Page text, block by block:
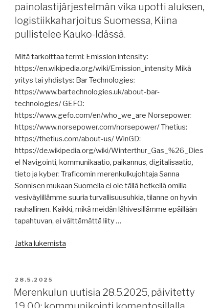
painolastijärjestelmän vika upotti aluksen,
logistiikkaharjoitus Suomessa, Kiina
pullistelee Kauko-Idässä.
Mitä tarkoittaa termi: Emission intensity:
https://en.wikipedia.org/wiki/Emission_intensity Mikä
yritys tai yhdistys: Bar Technologies:
https://www.bartechnologies.uk/about-bar-
technologies/ GEFO:
https://www.gefo.com/en/who_we_are Norsepower:
https://www.norsepower.com/norsepower/ Thetius:
https://thetius.com/about-us/ WinGD:
https://de.wikipedia.org/wiki/Winterthur_Gas_%26_Dies
el Navigointi, kommunikaatio, paikannus, digitalisaatio,
tieto ja kyber: Traficomin merenkulkujohtaja Sanna
Sonnisen mukaan Suomella ei ole tällä hetkellä omilla
vesiväylillämme suuria turvallisuusuhkia, tilanne on hyvin
rauhallinen. Kaikki, mikä meidän lähivesillämme epäillään
tapahtuvan, ei välttämättä liity …
Jatka lukemista
klo
19.00:
JULKAISTU
28.5.2025
Merenkulun uutisia 28.5.2025, päivitetty